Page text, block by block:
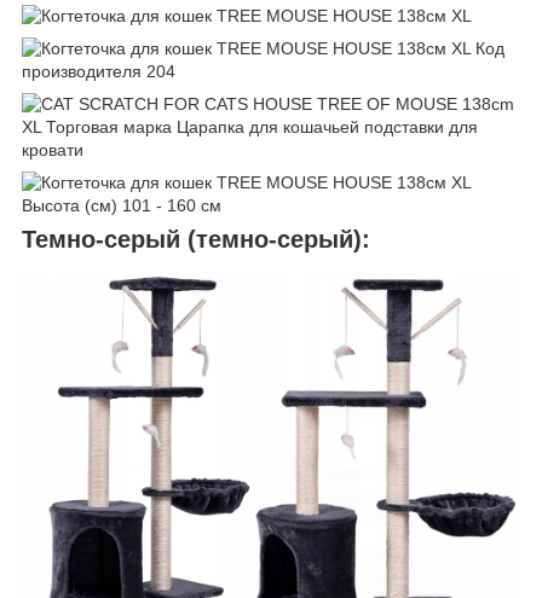
Темно-серый (темно-серый):